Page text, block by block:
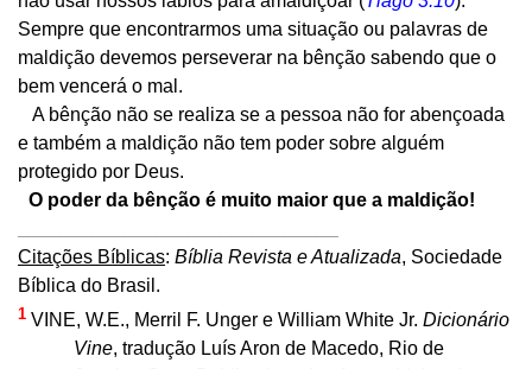
Sempre que encontrarmos uma situação ou palavras de
maldição devemos perseverar na bênção sabendo que o
bem vencerá o mal.
A bênção não se realiza se a pessoa não for abençoada
e também a maldição não tem poder sobre alguém
protegido por Deus.
O poder da bênção é muito maior que a maldição!
Citações Bíblicas: Bíblia Revista e Atualizada, Sociedade
Bíblica do Brasil.
1 VINE, W.E., Merril F. Unger e William White Jr. Dicionário
Vine, tradução Luís Aron de Macedo, Rio de